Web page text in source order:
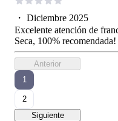
・ Diciembre 2025
Excelente atención de
Seca, 100%
Anterior
1
2
Siguiente